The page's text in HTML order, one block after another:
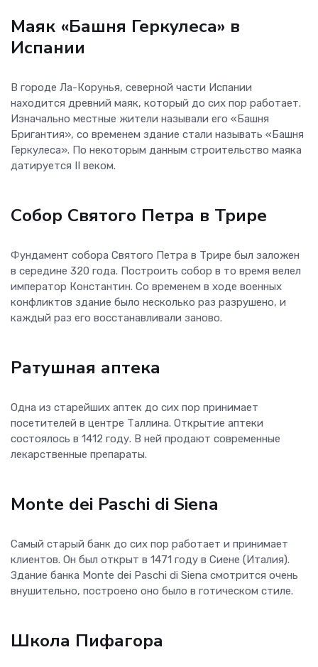
Маяк «Башня Геркулеса» в
Испании
В городе Ла-Корунья, северной части Испании
находится древний маяк, который до сих пор работает.
Изначально местные жители называли его «Башня
Бригантия», со временем здание стали называть «Башня
Геркулеса». По некоторым данным строительство маяка
датируется II веком.
Собор Святого Петра в Трире
Фундамент собора Святого Петра в Трире был заложен
в середине 320 года. Построить собор в то время велел
император Константин. Со временем в ходе военных
конфликтов здание было несколько раз разрушено, и
каждый раз его восстанавливали заново.
Ратушная аптека
Одна из старейших аптек до сих пор принимает
посетителей в центре Таллина. Открытие аптеки
состоялось в 1412 году. В ней продают современные
лекарственные препараты.
Monte dei Paschi di Siena
Самый старый банк до сих пор работает и принимает
клиентов. Он был открыт в 1471 году в Сиене (Италия).
Здание банка Monte dei Paschi di Siena смотрится очень
внушительно, построено оно было в готическом стиле.
Школа Пифагора